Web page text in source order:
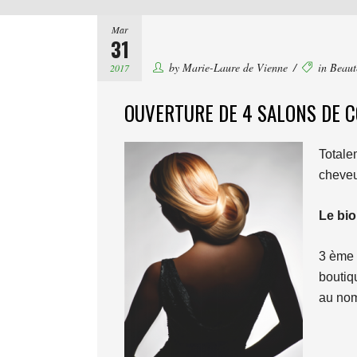
Mar
31
2017 by Marie-Laure de Vienne in
OUVERTURE DE 4 SALONS DE
Le
3
au